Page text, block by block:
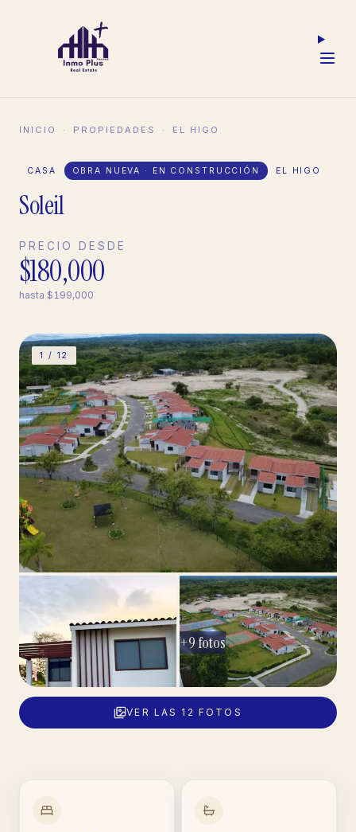
INICIO · PROPIEDADES · EL HIGO
CASA OBRA NUEVA · EN CONSTRUCCIÓN EL HIGO
Soleil
PRECIO DESDE
$180,000
hasta $199,000
1 / 12
+9fotos
VER LAS 12 FOTOS